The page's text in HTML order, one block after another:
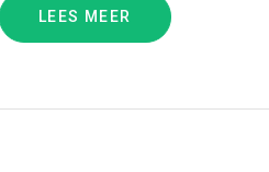
LEES MEER